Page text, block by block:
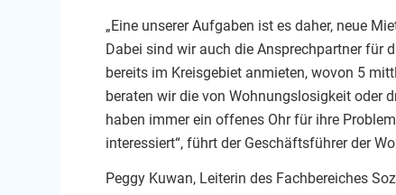
„Eine unserer Aufgaben ist es daher, neue
Dabei sind wir auch die Ansprechpartner für
bereits im Kreisgebiet anmieten, wovon 5
beraten wir die von Wohnungslosigkeit oder
haben immer ein offenes Ohr für ihre
interessiert“, führt der Geschäftsführer der
Peggy Kuwan, Leiterin des Fachbereiches